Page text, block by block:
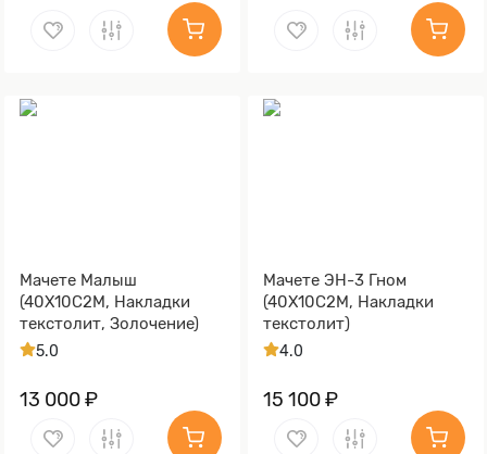
Мачете Малыш
(40Х10С2М, Накладки
текстолит, Золочение)
5.0
13 000 ₽
Мачете ЭН-3 Гном
(40Х10С2М, Накладки
текстолит)
4.0
15 100 ₽